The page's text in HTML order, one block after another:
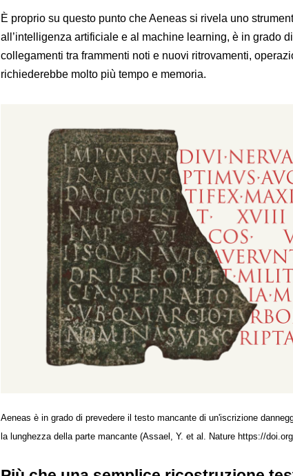
È proprio su questo punto che Aeneas si rivela uno
all’intelligenza artificiale e al machine learning, è in grado
collegamenti tra frammenti noti e nuovi ritrovamenti,
richiederebbe molto più tempo e memoria.
Aeneas è in grado di prevedere il testo mancante di un'iscrizione
la lunghezza della parte mancante (Assael, Y. et al. Nature https://